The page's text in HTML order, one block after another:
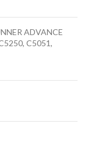
ADVANCE
C5051,